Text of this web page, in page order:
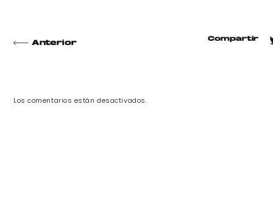
Anterior
Compartir
Los comentarios están desactivados.